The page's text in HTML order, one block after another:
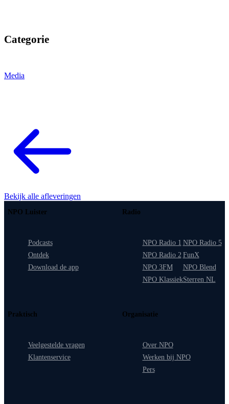
Categorie
Media
Bekijk alle afleveringen
NPO Luister
Podcasts
Ontdek
Download de app
Radio
NPO Radio 1
NPO Radio 2
NPO 3FM
NPO Klassiek
NPO Radio 5
FunX
NPO Blend
Sterren NL
Praktisch
Veelgestelde vragen
Klantenservice
Organisatie
Over NPO
Werken bij NPO
Pers